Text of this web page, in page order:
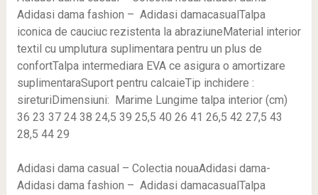
Adidasi dama fashion – Adidasi damacasualTalpa
iconica de cauciuc rezistenta la abraziuneMaterial interior
textil cu umplutura suplimentara pentru un plus de
confortTalpa intermediara EVA ce asigura o amortizare
suplimentaraSuport pentru calcaieTip inchidere :
sireturiDimensiuni: Marime Lungime talpa interior (cm)
36 23 37 24 38 24,5 39 25,5 40 26 41 26,5 42 27,5 43
28,5 44 29
Adidasi dama casual – Colectia nouaAdidasi dama-
Adidasi dama fashion – Adidasi damacasualTalpa